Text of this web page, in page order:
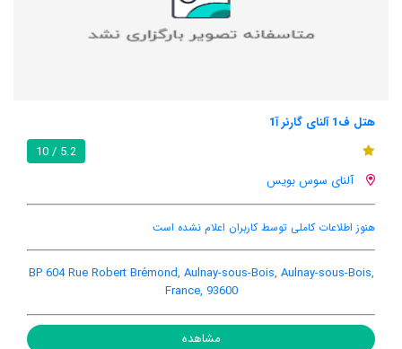
هتل ف1 آلنای گارنر آ1
5.2 / 10
آلنای سوس بویس
هنوز اطلاعات کاملی توسط کاربران اعلام نشده است
BP 604 Rue Robert Brémond, Aulnay-sous-Bois, Aulnay-sous-Bois,
France, 93600
مشاهده